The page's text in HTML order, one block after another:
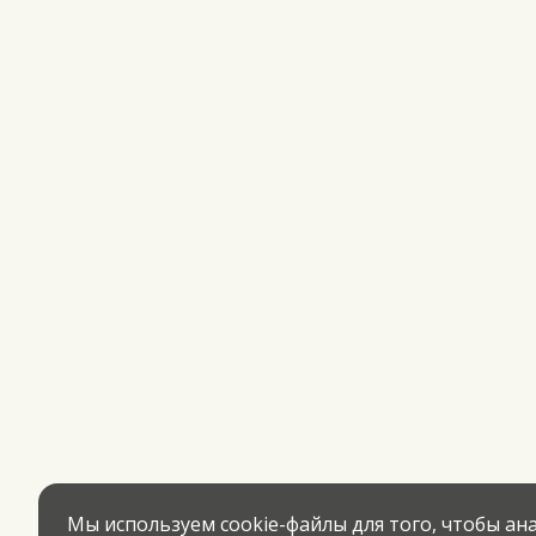
Мы используем cookie-файлы для того, чтобы